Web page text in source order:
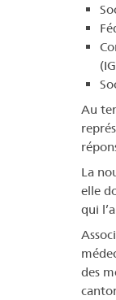
Au
La
elle
qui
des